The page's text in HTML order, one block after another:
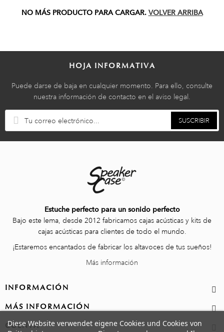
NO MÁS PRODUCTO PARA CARGAR. VOLVER ARRIBA
HOJA INFORMATIVA
Puede darse de baja en cualquier momento. Para ello, consulte
nuestra información de contacto en el aviso legal.
SUSCRIBIR
Estuche perfecto para un sonido perfecto
Bajo este lema, desde 2012 fabricamos cajas acústicas y kits de
cajas acústicas para clientes de todo el mundo.
¡Estaremos encantados de fabricar los altavoces de tus sueños!
Más información
INFORMACIÓN
MÁS INFORMACIÓN
CUENTA
Diese Website verwendet eigene Cookies und Cookies von